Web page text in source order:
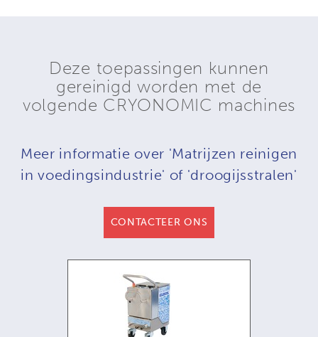
Deze toepassingen kunnen
gereinigd worden met de
volgende CRYONOMIC machines
Meer informatie over 'Matrijzen reinigen
in voedingsindustrie' of 'droogijsstralen'
CONTACTEER ONS